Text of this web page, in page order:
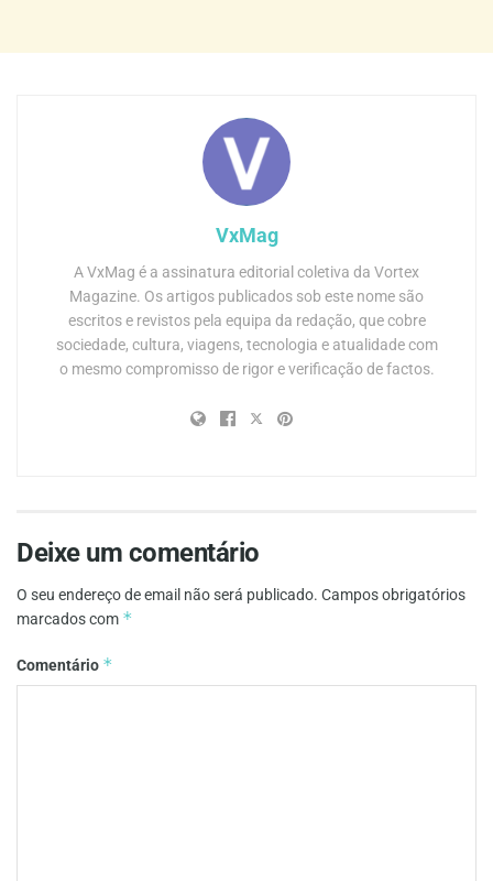
VxMag
A VxMag é a assinatura editorial coletiva da Vortex
Magazine. Os artigos publicados sob este nome são
escritos e revistos pela equipa da redação, que cobre
sociedade, cultura, viagens, tecnologia e atualidade com
o mesmo compromisso de rigor e verificação de factos.
Deixe um comentário
O seu endereço de email não será publicado. Campos obrigatórios
marcados com *
Comentário *